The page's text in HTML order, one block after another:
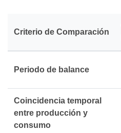
Criterio de Comparación
Periodo de balance
Coincidencia temporal
entre producción y
consumo